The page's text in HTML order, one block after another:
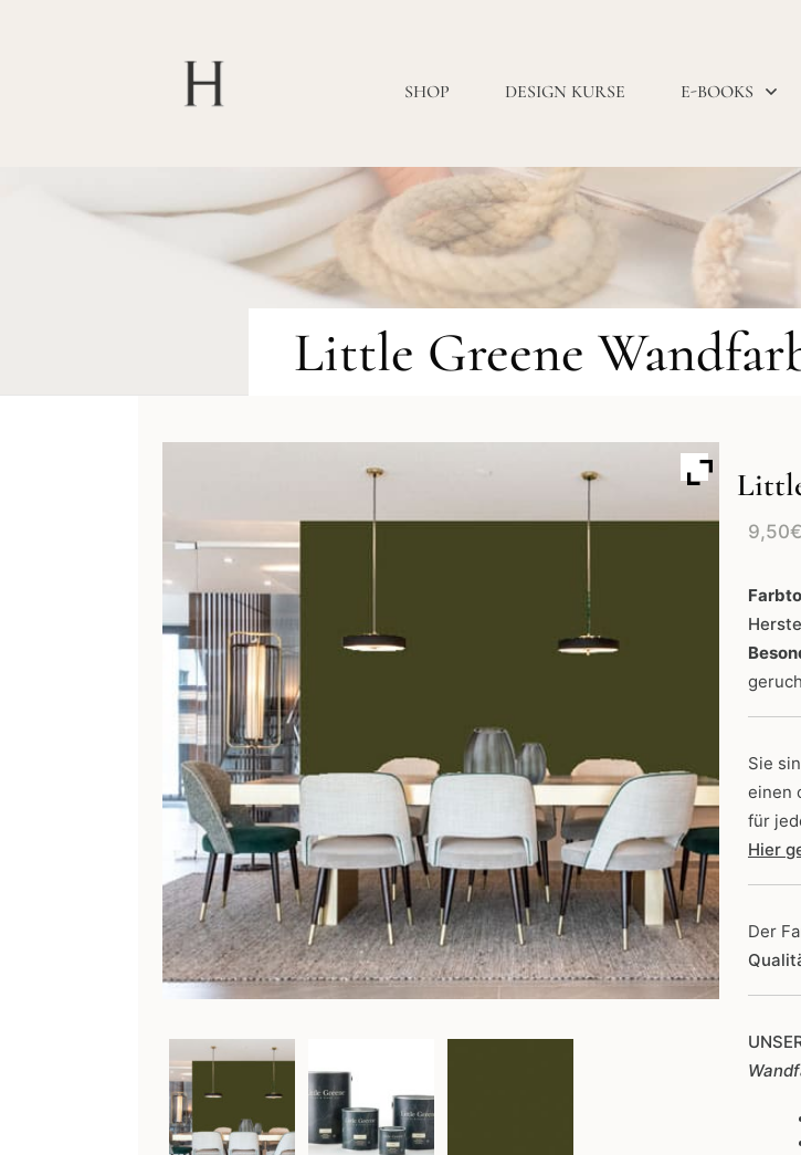
SHOP DESIGN KURSE E-BOOKS
Little Greene
9,50€
Sie
einen
für
Hier
Der